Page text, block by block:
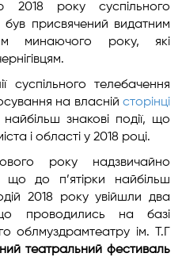
2018 року суспільного
був присвячений видатним
минаючого року, які
суспільного телебачення
на власній сторінці
знакові події, що
і області у 2018 році.
року надзвичайно
що до п’ятірки найбільш
2018 року увійшли два
проводились на базі
облмуздрамтеатру ім. Т.Г
театральний фестиваль